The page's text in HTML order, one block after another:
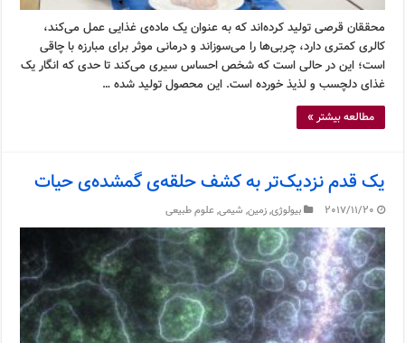
محققان قرصی تولید کرده‌اند که به عنوان یک ماده‌ی غذایی عمل می‌کند،
کالری کمتری دارد، چربی‌ها را می‌سوزاند و درمانی موثر برای مبارزه با چاقی
است؛ این در حالی است که شخص احساس سیری می‌کند تا حدی که انگار یک
غذای دلچسب و لذیذ خورده است. این محصول تولید شده …
مطالعه بیشتر »
یک قدم نزدیک‌تر به کشف حلقه‌ی گمشده‌ی حیات
2017/11/20 بیولوژی,زمین, شیمی,علوم طبیعی